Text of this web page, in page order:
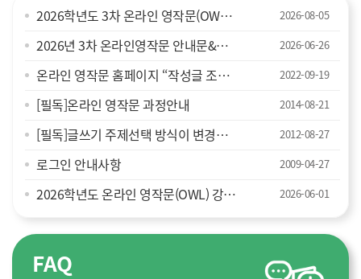
2026학년도 3차 온라인 영작문(OWL) 강좌평가 안내 (~2026.08.12. 까지) 2026-08-05
2026년 3차 온라인영작문 안내문&스케줄 안내 2026-06-26
온라인 영작문 홈페이지 “작성글 조회” 관련 안내 2022-09-19
[필독]온라인 영작문 과정안내 2014-08-21
[필독]글쓰기 주제선택 방식이 변경되었습니다. 2012-08-27
로그인 안내사항 2009-04-27
2026학년도 온라인 영작문(OWL) 강좌평가 안내 (~2026.06.16. 까지) 2026-06-01
FAQ